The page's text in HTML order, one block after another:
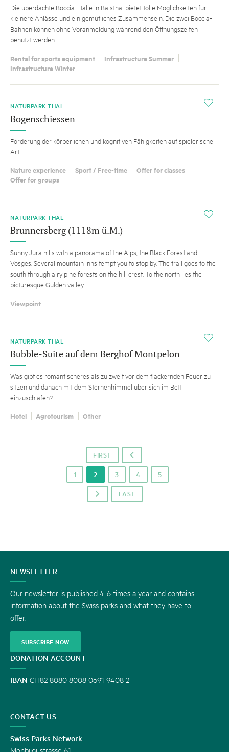
Die überdachte Boccia-Halle in Balsthal bietet tolle Möglichkeiten für
kleinere Anlässe und ein gemütliches Zusammensein. Die zwei Boccia-
Bahnen können ohne Voranmeldung während den Öffnungszeiten
benutzt werden.
Rental for sports equipment
Infrastructure Summer
Infrastructure Winter
i
NATURPARK THAL
Bogenschiessen
Förderung der körperlichen und kognitiven Fähigkeiten auf spielerische
Art
Nature experience Sport / Free-time
Offer for classes
Offer for groups
i
NATURPARK THAL
Brunnersberg (1118m ü.M.)
Sunny Jura hills with a panorama of the Alps, the Black Forest and
Vosges. Several mountain inns tempt you to stop by. The trail goes to the
south through airy pine forests on the hill crest. To the north lies the
picturesque Gulden valley.
Viewpoint
i
NATURPARK THAL
Bubble-Suite auf dem Berghof Montpelon
Was gibt es romantischeres als zu zweit vor dem flackernden Feuer zu
sitzen und danach mit dem Sternenhimmel über sich im Bett
einzuschlafen?
Hotel Agrotourism Other
FIRST o
p LAST
1 2 3 4 5
CONTACT
US
NEWSLETTER
Our newsletter is published 4-6 times a year and contains
information about the Swiss parks and what they have to
offer.
SUBSCRIBE NOW
DONATION ACCOUNT
IBAN CH82 8080 8008 0691 9408 2
CONTACT US
Swiss Parks Network